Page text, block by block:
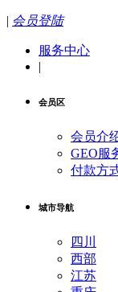
| 会员登陆
服务中心
|
会员区
会员介
GEO服
付款方
城市导航
四川
西部
江苏